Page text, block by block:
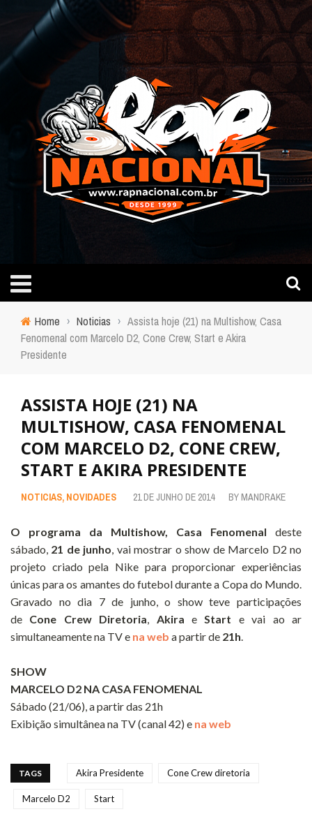
Home › Noticias › Assista hoje (21) na Multishow, Casa
Fenomenal com Marcelo D2, Cone Crew, Start e Akira
Presidente
ASSISTA HOJE (21) NA
MULTISHOW, CASA FENOMENAL
COM MARCELO D2, CONE CREW,
START E AKIRA PRESIDENTE
NOTICIAS, NOVIDADES 21 DE JUNHO DE 2014 BY MANDRAKE
O programa da Multishow, Casa Fenomenal deste
sábado, 21 de junho, vai mostrar o show de Marcelo D2 no
projeto criado pela Nike para proporcionar experiências
únicas para os amantes do futebol durante a Copa do Mundo.
Gravado no dia 7 de junho, o show teve participações
de Cone Crew Diretoria, Akira eStart e vai ao ar
simultaneamente na TV e na web a partir de 21h.
SHOW
MARCELO D2 NA CASA FENOMENAL
Sábado (21/06), a partir das 21h
Exibição simultânea na TV (canal 42) e na web
TAGS Akira Presidente Cone Crew diretoria
Marcelo D2 Start